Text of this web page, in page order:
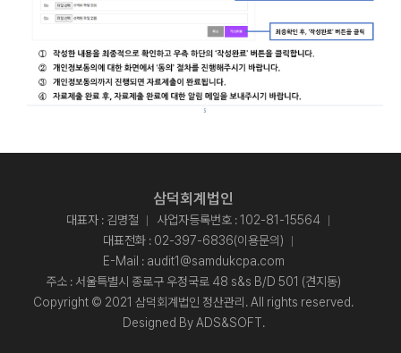
삼덕회계법인
대표자 : 김명철
사업자등록번호 : 102-81-15564
대표전화 : 02-397-6836(이용문의)
E-Mail : audit1@samdukcpa.com
주소 : 서울특별시 종로구 우정국로 48 s&s B/D 501 (견지동)
Copyright © 2021 삼덕회계법인 정산관리. All rights reserved.
Designed ByADS&SOFT.